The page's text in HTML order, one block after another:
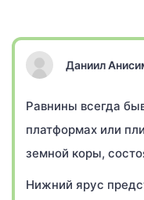
Даниил
Равнины всегда
платформах или
земной коры,
Нижний ярус